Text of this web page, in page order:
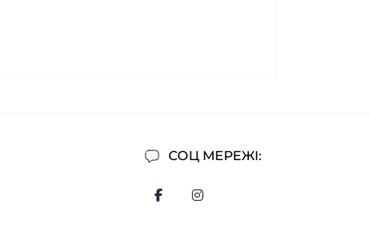
СОЦ МЕРЕЖІ: